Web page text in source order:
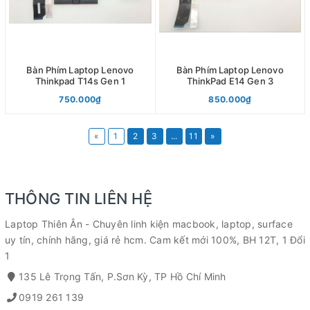
Bàn Phím Laptop Lenovo
Thinkpad T14s Gen 1
750.000₫
Bàn Phím Laptop Lenovo
ThinkPad E14 Gen 3
850.000₫
« 1 2 3 ... 11 »
THÔNG TIN LIÊN HỆ
Laptop Thiên Ân - Chuyên linh kiện macbook, laptop, surface
uy tín, chính hãng, giá rẻ hcm. Cam kết mới 100%, BH 12T, 1 Đổi
1
135 Lê Trọng Tấn, P.Sơn Kỳ, TP Hồ Chí Minh
0919 261 139